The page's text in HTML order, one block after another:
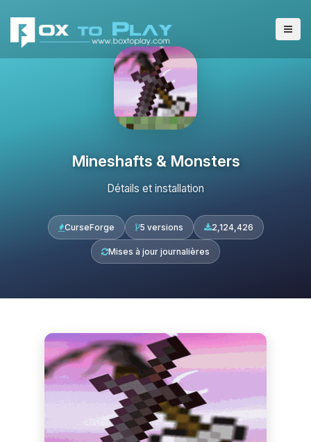
Mineshafts & Monsters
Détails et installation
CurseForge 5 versions 2,124,426
Mises à jour journalières